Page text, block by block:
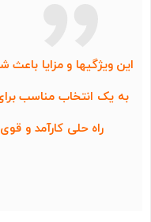
به یک انتخاب مناسب
راه‌ حلی کارآمد و